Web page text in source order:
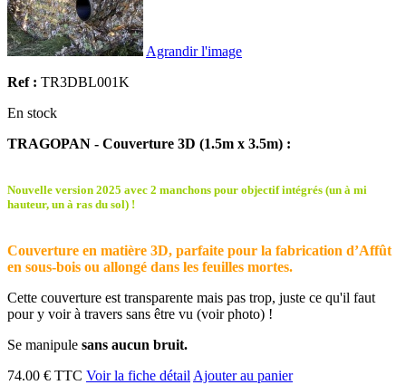
Agrandir l'image
Ref : TR3DBL001K
En stock
TRAGOPAN - Couverture 3D (1.5m x 3.5m) :
Nouvelle version 2025 avec 2 manchons pour objectif intégrés (un à mi
hauteur, un à ras du sol) !
Couverture en matière 3D, parfaite pour la fabrication d’Affût
en sous-bois ou allongé dans les feuilles mortes.
Cette couverture est transparente mais pas trop, juste ce qu'il faut
pour y voir à travers sans être vu (voir photo) !
Se manipule sans aucun bruit.
74.00 € TTC Voir la fiche détail Ajouter au panier